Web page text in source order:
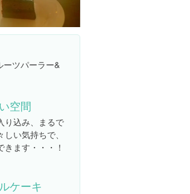
ーツパーラー&
空間
り込み、まるで
い気持ちで、
ます・・・！
ケーキ